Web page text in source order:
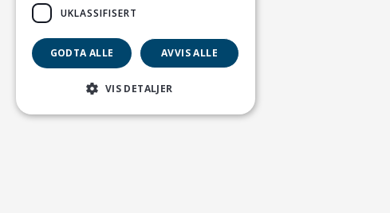
UKLASSIFISERT
GODTA ALLE AVVIS ALLE
VIS DETALJER